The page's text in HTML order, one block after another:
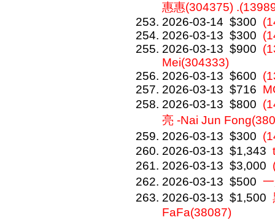
惠惠(304375)
2026-03-14 $300
2026-03-13 $300
2026-03-13 $900
Mei(304333)
2026-03-13 $600
2026-03-13 $716
2026-03-13 $800
亮 -Nai Jun
2026-03-13 $300
2026-03-13 $1,343
2026-03-13 $3,000
2026-03-13 $500
2026-03-13 $1,500
FaFa(38087)